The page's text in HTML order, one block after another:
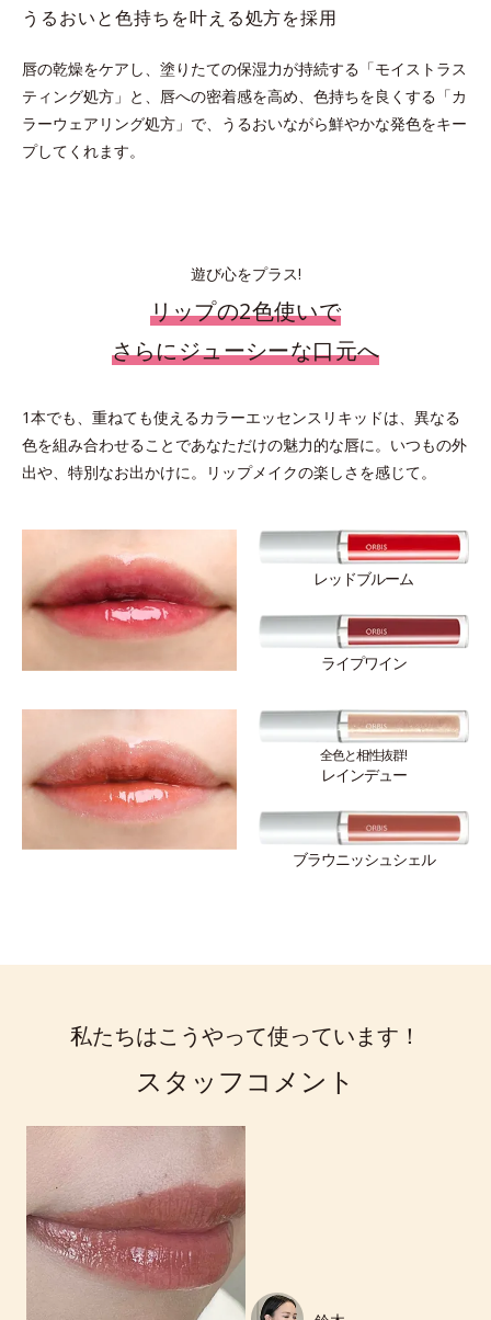
うるおいと色持ちを叶える処方を採用
唇の乾燥をケアし、塗りたての保湿力が持続する「モイストラス
ティング処方」と、唇への密着感を高め、 色持ちを良くする「カ
ラーウェアリング処方」で、うるおいながら鮮やかな発色をキー
プしてくれます。
遊び心をプラス!
リップの2色使いで
さらにジューシーな口元へ
1本でも、重ねても使えるカラーエッセンスリキッドは、異なる
色を組み合わせることであなただけの魅力的な唇に。いつもの外
出や、特別なお出かけに。リップメイクの楽しさを感じて。
レッドブルーム
ライプワイン
全色と相性抜群!
レインデュー
ブラウニッシュシェル
私たちはこうやって使っています！
スタッフコメント